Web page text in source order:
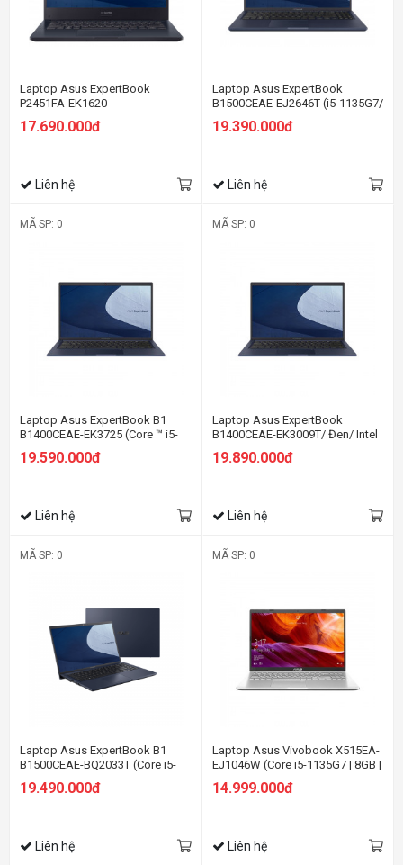
Laptop Asus ExpertBook
P2451FA-EK1620
17.690.000đ
Liên hệ
Laptop Asus ExpertBook
B1500CEAE-EJ2646T (i5-1135G7/
8GB/ 256GB SSD/ 15.6FHD/ VGA
ON/ WIN10/ Black)
19.390.000đ
Liên hệ
MÃ SP: 0
Laptop Asus ExpertBook B1
B1400CEAE-EK3725 (Core ™ i5-
Xe | 14.0-inch FHD | Endless |
19.590.000đ
Liên hệ
MÃ SP: 0
Laptop Asus ExpertBook
B1400CEAE-EK3009T/ Đen/ Intel
8MB)/ RAM 8GB/ 512GB SSD/
19.890.000đ
Liên hệ
MÃ SP: 0
Laptop Asus ExpertBook B1
B1500CEAE-BQ2033T (Core i5-
1135G7 | 8GB | 512GB | Intel Iris
Xe | 15.6 inch FHD | Win 10 | Đen)
19.490.000đ
Liên hệ
MÃ SP: 0
Laptop Asus Vivobook X515EA-
EJ1046W (Core i5-1135G7 | 8GB |
512GB | Intel Iris Xe | 15.6-inch
FHD | Win 11 | Bạc)
14.999.000đ
Liên hệ